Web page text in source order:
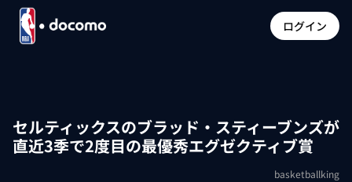
ログイン
セルティックスのブラッド・スティーブンズが
直近3季で2度目の最優秀エグゼクティブ賞
basketballking